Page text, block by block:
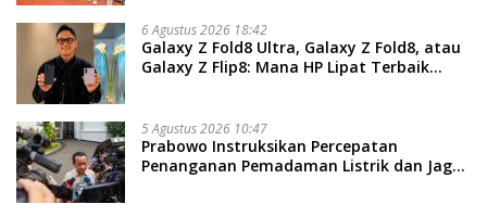
6 Agustus 2026 18:42
Galaxy Z Fold8 Ultra, Galaxy Z Fold8, atau
Galaxy Z Flip8: Mana HP Lipat Terbaik
5 Agustus 2026 10:47
Prabowo Instruksikan Percepatan
Penanganan Pemadaman Listrik dan Jaga